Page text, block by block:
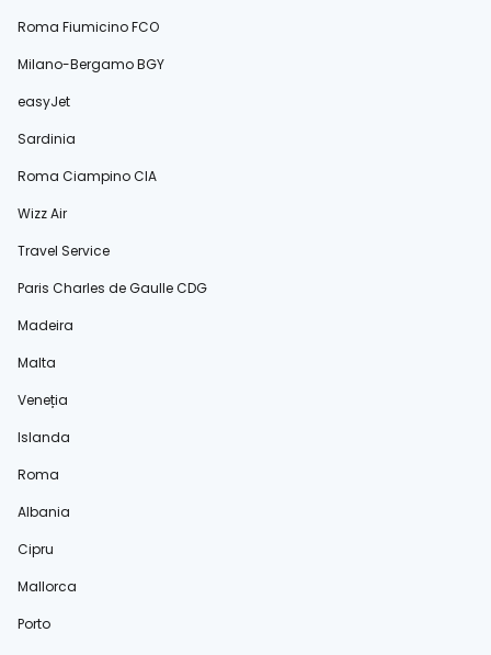
Roma Fiumicino FCO
Milano-Bergamo BGY
easyJet
Sardinia
Roma Ciampino CIA
Wizz Air
Travel Service
Paris Charles de Gaulle CDG
Madeira
Malta
Veneția
Islanda
Roma
Albania
Cipru
Mallorca
Porto